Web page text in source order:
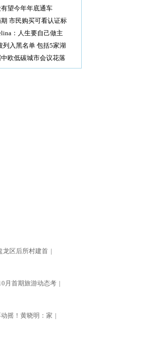
望今年年底通车
市民购买可看认证标
：人生要自己做主
列入黑名单 包括5家湖
欧低碳城市会议花落
龙区后所村建首 |
月首期旅游动态考 |
摇！黄晓明：家 |